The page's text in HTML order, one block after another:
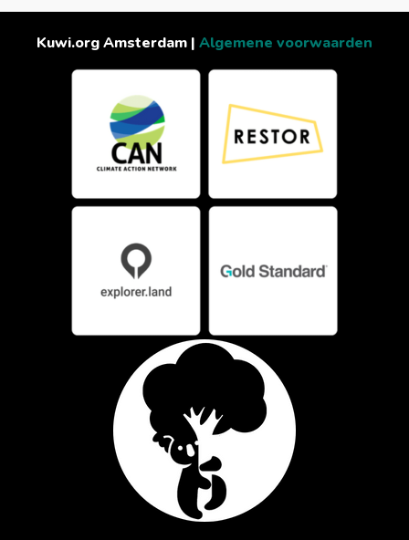
Kuwi.org Amsterdam | Algemene voorwaarden